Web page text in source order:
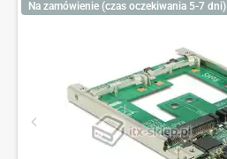
Na zamówienie (czas oczekiwania 5-7 dni)